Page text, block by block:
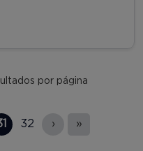
por página
32 › »